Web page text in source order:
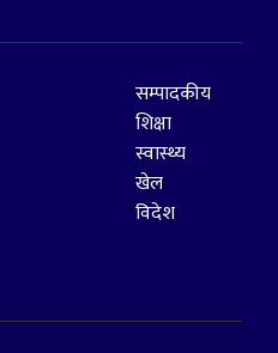
सम्पादकीय
शिक्षा
स्वास्थ्य
खेल
विदेश